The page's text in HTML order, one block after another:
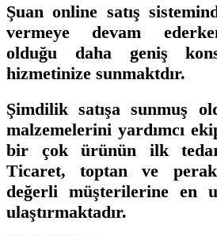
Şuan online satış
vermeye devam
olduğu daha geniş
hizmetinize sunmaktdır.
Şimdilik satışa sunmuş
malzemelerini yardımcı
bir çok ürünün ilk
Ticaret, toptan ve
değerli müşterilerine en
ulaştırmaktadır.